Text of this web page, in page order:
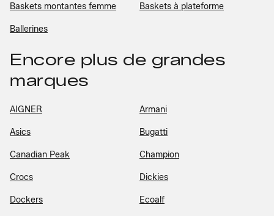
Baskets montantes femme Baskets à plateforme
Ballerines
Encore plus de grandes
marques
AIGNER Armani
Asics Bugatti
Canadian Peak Champion
Crocs Dickies
Dockers Ecoalf